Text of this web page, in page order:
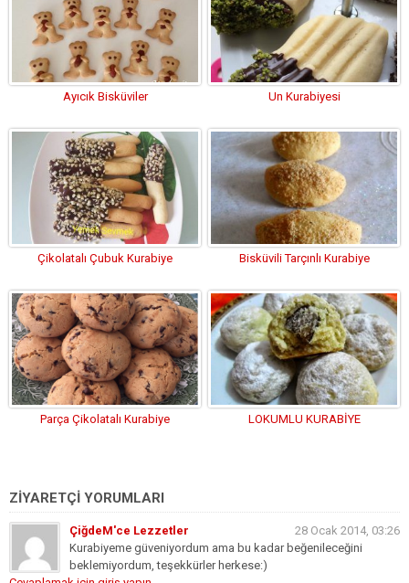
Ayıcık Bisküviler Un Kurabiyesi
Çikolatalı Çubuk Kurabiye Bisküvili Tarçınlı Kurabiye
Parça Çikolatalı Kurabiye LOKUMLU KURABİYE
ZİYARETÇİ YORUMLARI
ÇiğdeM'ce Lezzetler
28 Ocak 2014, 03:26
Kurabiyeme güveniyordum ama bu kadar beğenileceğini
beklemiyordum, teşekkürler herkese:)